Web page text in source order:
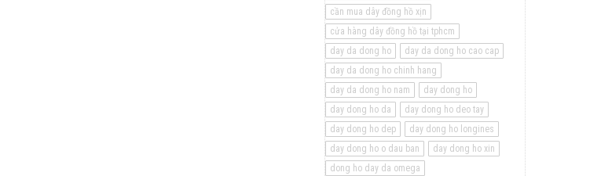
cần mua dây đồng hồ xịn
cửa hàng dây đồng hồ tại tphcm
day da dong ho
day da dong ho cao cap
day da dong ho chinh hang
day da dong ho nam
day dong ho
day dong ho da
day dong ho deo tay
day dong ho dep
day dong ho longines
day dong ho o dau ban
day dong ho xin
dong ho day da omega